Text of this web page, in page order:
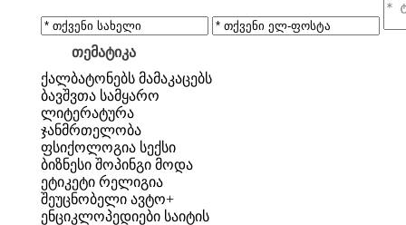
თემატიკა
ქალბატონებს მამაკაცებს
ბავშვთა სამყარო
ლიტერატურა
ჯანმრთელობა
ფსიქოლოგია სექსი
ბიზნესი შოპინგი მოდა
ეტიკეტი რელიგია
შეუცნობელი ავტო+
ენციკლოპედიები საიტის